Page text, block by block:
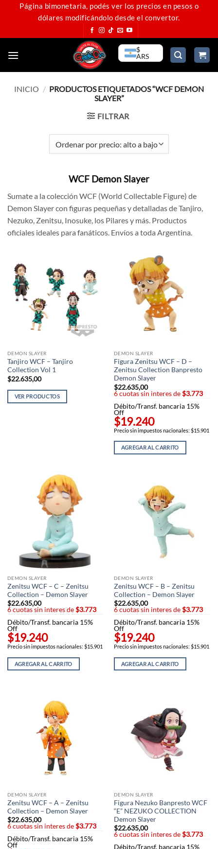
Página bimonetaria, podés ver los precios en pesos o
dólares modificándolo desde el convertor.
$
ARS
INICIO / PRODUCTOS ETIQUETADOS “WCF DEMON
SLAYER”
FILTRAR
WCF Demon Slayer
Sumate a la colección WCF (World Collectable Figure) de
Demon Slayer con figuras pequeñas y detalladas de Tanjiro,
Nezuko, Zenitsu, Inosuke, los Pilares y más. Productos
oficiales ideales para fanáticos. Envíos a toda Argentina.
DEMON SLAYER
Tanjiro WCF – Tanjiro
Collection Vol 1
$22.635,00
VER PRODUCTOS
DEMON SLAYER
Figura Zenitsu WCF – D –
Zenitsu Collection Banpresto
Demon Slayer
$22.635,00
6 cuotas sin interes de$3.773
Débito/Transf. bancaria 15%
Off
$19.240
Precio sin impuestos nacionales: $15.901
AGREGAR AL CARRITO
DEMON SLAYER
Zenitsu WCF – C – Zenitsu
Collection – Demon Slayer
$22.635,00
6 cuotas sin interes de$3.773
Débito/Transf. bancaria 15%
Off
$19.240
Precio sin impuestos nacionales: $15.901
AGREGAR AL CARRITO
DEMON SLAYER
Zenitsu WCF – B – Zenitsu
Collection – Demon Slayer
$22.635,00
6 cuotas sin interes de$3.773
Débito/Transf. bancaria 15%
Off
$19.240
Precio sin impuestos nacionales: $15.901
AGREGAR AL CARRITO
DEMON SLAYER
Zenitsu WCF – A – Zenitsu
Collection – Demon Slayer
$22.635,00
6 cuotas sin interes de$3.773
Débito/Transf. bancaria 15%
Off
DEMON SLAYER
Figura Nezuko Banpresto WCF
“E” NEZUKO COLLECTION
Demon Slayer
$22.635,00
6 cuotas sin interes de$3.773
Débito/Transf. bancaria 15%